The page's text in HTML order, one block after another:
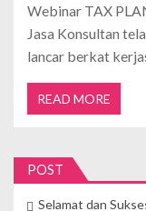
Webinar TAX
Jasa Konsultan
lancar berkat
READ MORE
POST
Selamat dan